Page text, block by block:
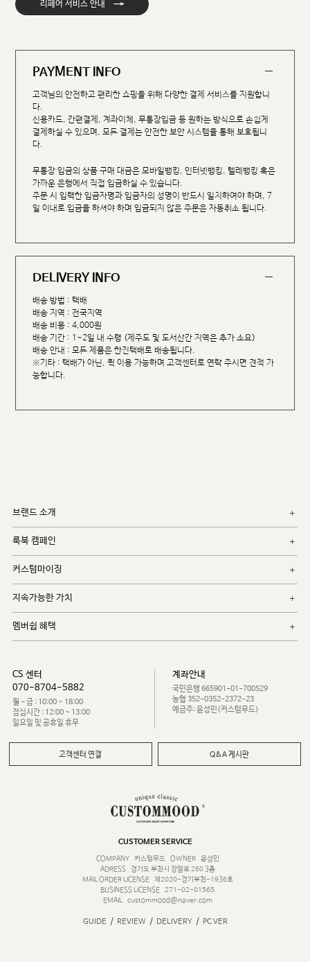
리페어 서비스 안내 →
PAYMENT INFO
고객님의 안전하고 편리한 쇼핑을 위해 다양한 결제 서비스를 지원합니
다.
신용카드, 간편결제, 계좌이체, 무통장입금 등 원하는 방식으로 손쉽게
결제하실 수 있으며, 모든 결제는 안전한 보안 시스템을 통해 보호됩니
다.
무통장 입금의 상품 구매 대금은 모바일뱅킹, 인터넷뱅킹, 텔레뱅킹 혹은
가까운 은행에서 직접 입금하실 수 있습니다.
주문 시 입력한 입금자명과 입금자의 성명이 반드시 일치하여야 하며, 7
일 이내로 입금을 하셔야 하며 입금되지 않은 주문은 자동취소 됩니다.
DELIVERY INFO
배송 방법 : 택배
배송 지역 : 전국지역
배송 비용 : 4,000원
배송 기간 : 1~2일 내 수령 (제주도 및 도서산간 지역은 추가 소요)
배송 안내 : 모든 제품은 한진택배로 배송됩니다.
※기타 : 택배가 아닌, 퀵 이용 가능하며 고객센터로 연락 주시면 견적 가
능합니다.
브랜드 소개
룩북 캠페인
커스텀마이징
지속가능한 가치
멤버쉽 혜택
CS 센터
070-8704-5882
월 - 금 : 10:00 ~ 18:00
점심시간 : 12:00 ~ 13:00
일요일 및 공휴일 휴무
계좌안내
국민은행 665901-01-700529
농협 352-0352-2372-23
예금주: 윤성민(커스텀무드)
고객센터 연결 Q&A 게시판
CUSTOMER SERVICE
COMPANY
커스텀무드 OWNER
윤성민
ADRESS
경기도 부천시 장말로 260 3층
MAIL ORDER LICENSE
제2020-경기부천-1936호
BUSINESS LICENSE 271-02-01565
EMAIL
custommood@naver.com
GUIDE / REVIEW / DELIVERY / PC VER